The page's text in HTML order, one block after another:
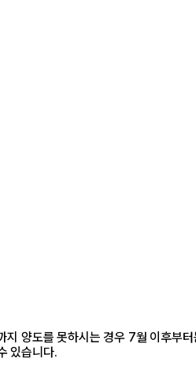
양도를 못하시는 경우 7월 이후부
있습니다.